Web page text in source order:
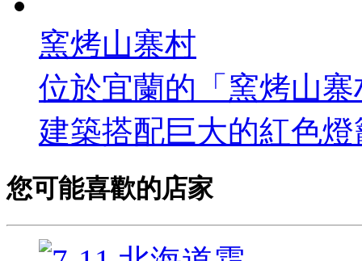
窯烤山寨村
位於宜蘭的「窯烤山
建築搭配巨大的紅色
您可能喜歡的店家